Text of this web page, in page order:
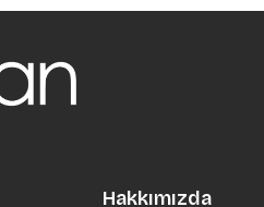
Hakkımızda